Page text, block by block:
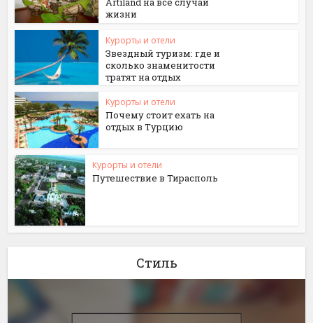
жизни
Курорты и отели
Звездный туризм: где и
сколько знаменитости
тратят на отдых
Курорты и отели
Почему стоит ехать на
отдых в Турцию
Курорты и отели
Путешествие в Тирасполь
Стиль